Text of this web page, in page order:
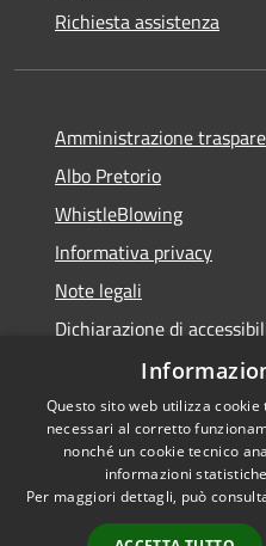
Richiesta assistenza
Amministrazione
Albo Pretorio
WhistleBlowing
Informativa privacy
Note legali
Dichiarazione di
Accessibilità
Privacy
Questo sito web utilizza
necessari al corretto
nonché un cookie tecnico
informazioni
Per maggiori dettagli, può